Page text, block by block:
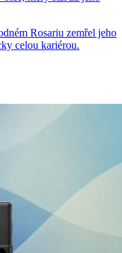
Rosariu zemřel jeho
celou kariérou.